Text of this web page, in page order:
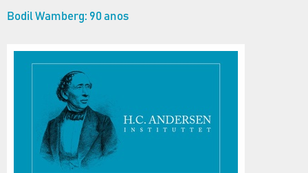
Bodil Wamberg: 90 anos